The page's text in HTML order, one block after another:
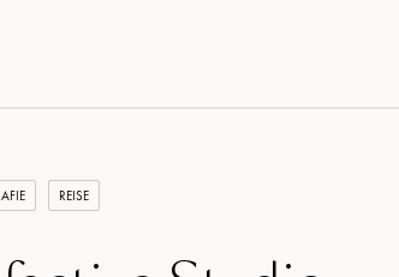
REISE